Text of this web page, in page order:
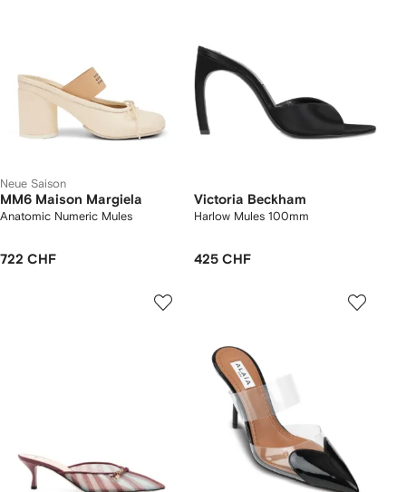
Neue Saison
MM6 Maison Margiela
Anatomic Numeric Mules
722 CHF
Victoria Beckham
Harlow Mules 100mm
425 CHF